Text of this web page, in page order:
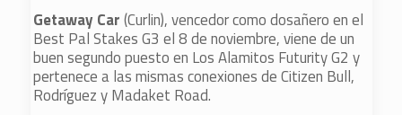
Getaway Car(Curlin), vencedor como dosañero en el
Best Pal Stakes G3 el 8 de noviembre, viene de un
buen segundo puesto en Los Alamitos Futurity G2 y
pertenece a las mismas conexiones de Citizen Bull,
Rodríguez y Madaket Road.